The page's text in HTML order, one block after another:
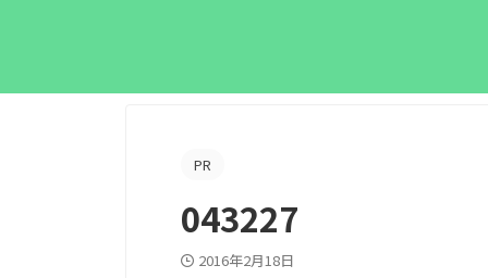
PR
043227
2016年2月18日